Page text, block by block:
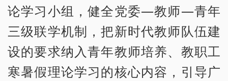
论学习小组，健全党委—教师—青年
三级联学机制，把新时代教师队伍建
设的要求纳入青年教师培养、教职工
寒暑假理论学习的核心内容，引导广